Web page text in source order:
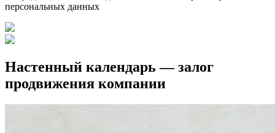
персональных данных
Настенный календарь — залог
продвижения компании